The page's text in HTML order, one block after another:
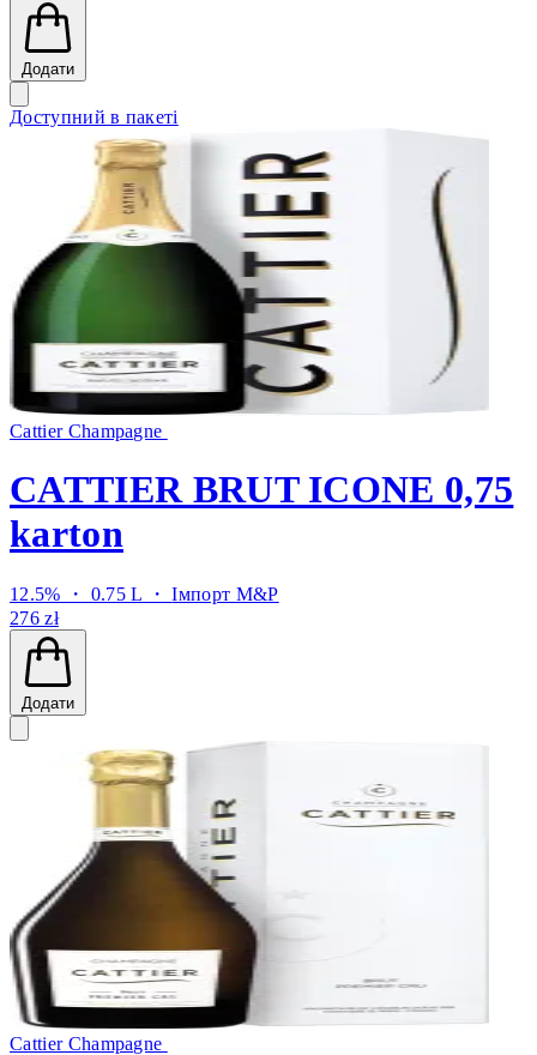
Додати
Доступний в пакеті
Cattier Champagne
CATTIER BRUT ICONE 0,75
karton
12.5% ・ 0.75 L ・Імпорт M&P
276 zł
Додати
Cattier Champagne